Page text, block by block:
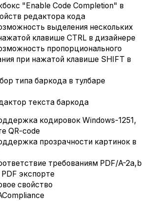
"Enable Code Completion" в
редактора кода
выделения нескольких
клавише CTRL в дизайнере
пропорционального
при нажатой клавише SHIFT в
типа баркода в тулбаре
текста баркода
кодировок Windows-1251,
QR-code
прозрачности картинок в
требованиям PDF/A-2a,b
экспорте
свойство